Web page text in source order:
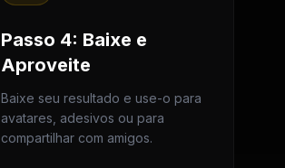
Passo 4: Baixe e
Aproveite
Baixe seu resultado e use-o para
avatares, adesivos ou para
compartilhar com amigos.